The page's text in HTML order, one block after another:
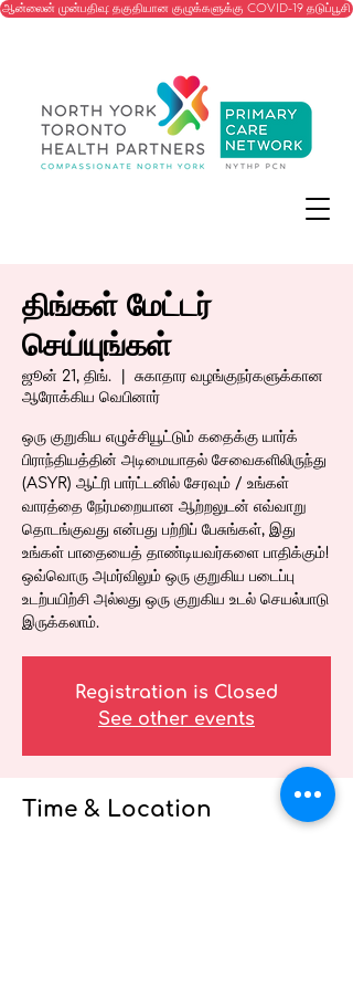
ஆன்லைன் முன்பதிவு: தகுதியான குழுக்களுக்கு COVID-19 தடுப்பூசி
திங்கள் மேட்டர்
செய்யுங்கள்
ஜூன் 21, திங்.
சுகாதார வழங்குநர்களுக்கான
ஆரோக்கிய வெபினார்
ஒரு குறுகிய எழுச்சியூட்டும் கதைக்கு யார்க்
பிராந்தியத்தின் அடிமையாதல் சேவைகளிலிருந்து
(ASYR) ஆட்ரி பார்ட்டனில் சேரவும் / உங்கள்
வாரத்தை நேர்மறையான ஆற்றலுடன் எவ்வாறு
தொடங்குவது என்பது பற்றிப் பேசுங்கள், இது
உங்கள் பாதையைத் தாண்டியவர்களை பாதிக்கும்!
ஒவ்வொரு அமர்விலும் ஒரு குறுகிய படைப்பு
உடற்பயிற்சி அல்லது ஒரு குறுகிய உடல் செயல்பாடு
இருக்கலாம்.
Registration is Closed
See other events
Time & Location